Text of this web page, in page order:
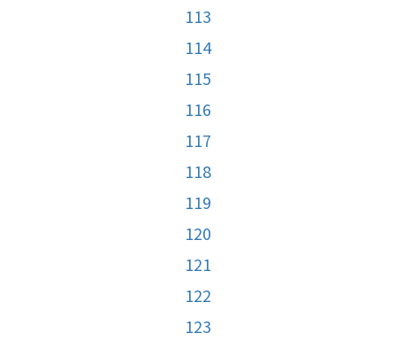
113
114
115
116
117
118
119
120
121
122
123